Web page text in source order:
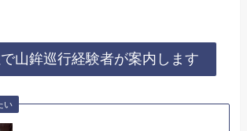
山鉾巡行経験者が案内します
い